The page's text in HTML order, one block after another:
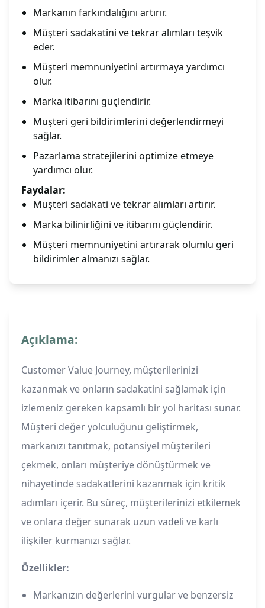
Markanın farkındalığını artırır.
Müşteri sadakatini ve tekrar alımları teşvik
eder.
Müşteri memnuniyetini artırmaya yardımcı
olur.
Marka itibarını güçlendirir.
Müşteri geri bildirimlerini değerlendirmeyi
sağlar.
Pazarlama stratejilerini optimize etmeye
yardımcı olur.
Faydalar:
Müşteri sadakati ve tekrar alımları artırır.
Marka bilinirliğini ve itibarını güçlendirir.
Müşteri memnuniyetini artırarak olumlu geri
bildirimler almanızı sağlar.
Açıklama:
Customer Value Journey, müşterilerinizi
kazanmak ve onların sadakatini sağlamak için
izlemeniz gereken kapsamlı bir yol haritası sunar.
Müşteri değer yolculuğunu geliştirmek,
markanızı tanıtmak, potansiyel müşterileri
çekmek, onları müşteriye dönüştürmek ve
nihayetinde sadakatlerini kazanmak için kritik
adımları içerir. Bu süreç, müşterilerinizi etkilemek
ve onlara değer sunarak uzun vadeli ve karlı
ilişkiler kurmanızı sağlar.
Özellikler:
Markanızın değerlerini vurgular ve benzersiz